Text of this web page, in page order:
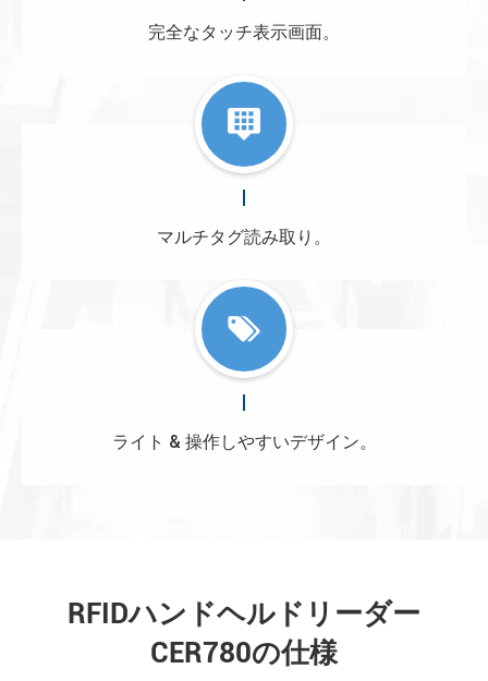
完全なタッチ表示画面。
マルチタグ読み取り。
ライト & 操作しやすいデザイン。
RFIDハンドヘルドリーダー
CER780の仕様